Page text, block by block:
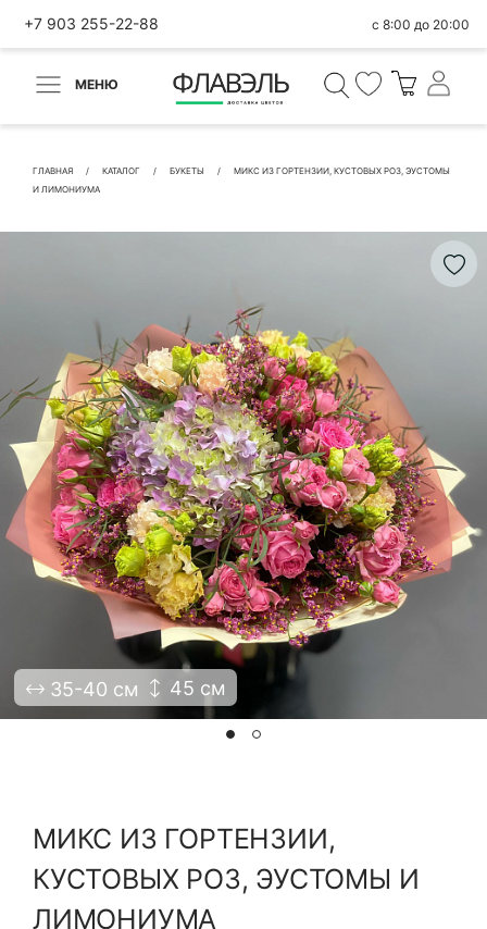
+7 903 255-22-88 с 8:00 до 20:00
МЕНЮ
ГЛАВНАЯ КАТАЛОГ БУКЕТЫ
МИКС ИЗ ГОРТЕНЗИИ, КУСТОВЫХ РОЗ, ЭУСТОМЫ
И ЛИМОНИУМА
35-40 см 45 см
МИКС ИЗ ГОРТЕНЗИИ,
КУСТОВЫХ РОЗ, ЭУСТОМЫ И
ЛИМОНИУМА
ВЕРНУТЬСЯ
Быстрая покупка
БЫСТРАЯ ПОКУПКА
Я принимаю Политику конфиденциальности и
Правила использования сайта ФЛАВЭЛЬ. Мы не
продаем ваши данные и храним их в безопасности